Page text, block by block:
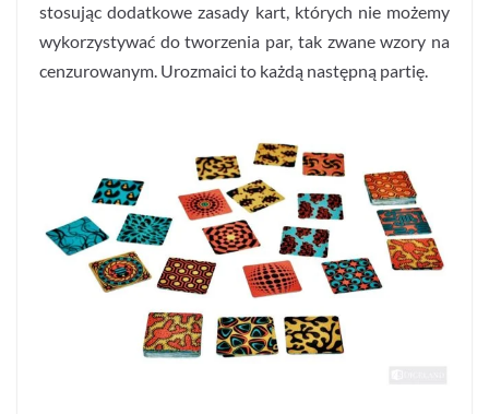
stosując dodatkowe zasady kart, których nie możemy
wykorzystywać do tworzenia par, tak zwane wzory na
cenzurowanym. Urozmaici to każdą następną partię.